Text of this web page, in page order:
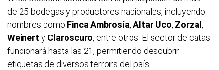
de 25 bodegas y productores nacionales, incluyendo
nombres como Finca Ambrosía, Altar Uco, Zorzal ,
Weinert y Claroscuro, entre otros. El sector de catas
funcionará hasta las 21, permitiendo descubrir
etiquetas de diversos terroirs del país.